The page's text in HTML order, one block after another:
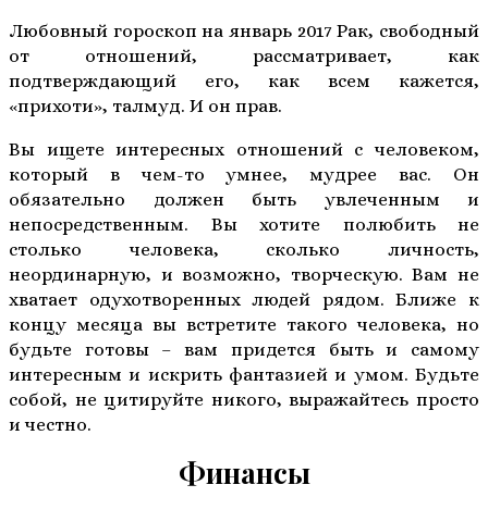
Любовный гороскоп на январь 2017 Рак, свободный
от отношений, рассматривает, как
подтверждающий его, как всем кажется,
«прихоти», талмуд. И он прав.
Вы ищете интересных отношений с человеком,
который в чем-то умнее, мудрее вас. Он
обязательно должен быть увлеченным и
непосредственным. Вы хотите полюбить не
столько человека, сколько личность,
неординарную, и возможно, творческую. Вам не
хватает одухотворенных людей рядом. Ближе к
концу месяца вы встретите такого человека, но
будьте готовы – вам придется быть и самому
интересным и искрить фантазией и умом. Будьте
собой, не цитируйте никого, выражайтесь просто
и честно.
Финансы